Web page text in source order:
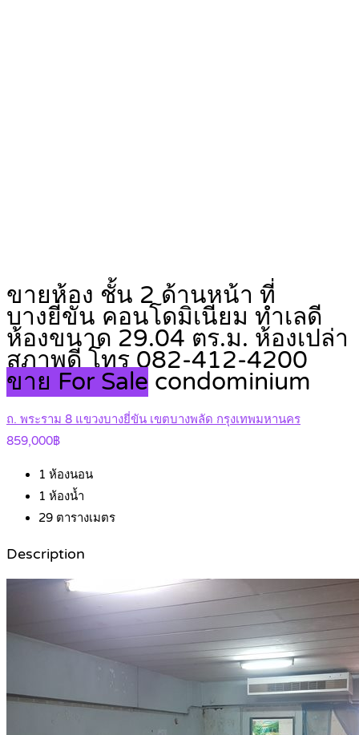
ขายห้อง ชั้น 2 ด้านหน้า ที่
บางยี่ขัน คอนโดมิเนียม ทำเลดี
ห้องขนาด 29.04 ตร.ม. ห้องเปล่า
สภาพดี โทร 082-412-4200
ขาย For Sale condominium
ถ. พระราม 8 แขวงบางยี่ขัน เขตบางพลัด กรุงเทพมหานคร
859,000฿
1 ห้องนอน
1 ห้องน้ำ
29 ตารางเมตร
Description